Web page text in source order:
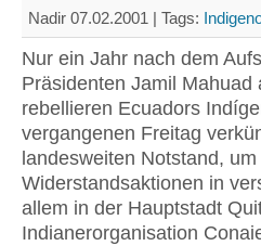
Nadir 07.02.2001 | Tags:
Nur ein Jahr nach dem
Präsidenten Jamil
rebellieren Ecuadors
vergangenen Freitag
landesweiten Notstand,
Widerstandsaktionen in
allem in der Hauptstadt
Indianerorganisation